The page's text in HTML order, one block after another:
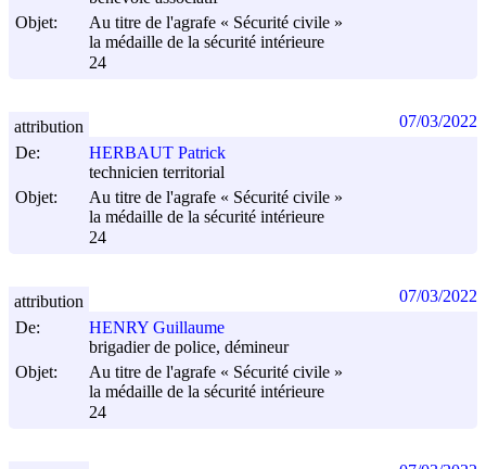
Objet:
Au titre de l'agrafe « Sécurité civile »
la médaille de la sécurité intérieure
24
De:
HERBAUT Patrick
technicien territorial
Objet:
Au titre de l'agrafe « Sécurité civile »
la médaille de la sécurité intérieure
24
attribution 07/03/2022
De:
HENRY Guillaume
brigadier de police, démineur
Objet:
Au titre de l'agrafe « Sécurité civile »
la médaille de la sécurité intérieure
24
attribution 07/03/2022